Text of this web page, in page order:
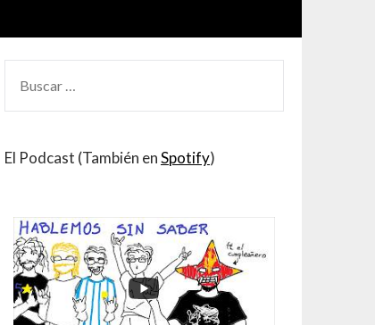
POR:
El Podcast (También enSpotify)